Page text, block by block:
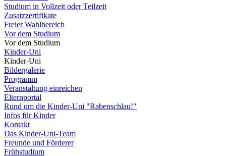
Studium in Vollzeit oder Teilzeit
Zusatzzertifikate
Freier Wahlbereich
Vor dem Studium
Vor dem Studium
Kinder-Uni
Kinder-Uni
Bildergalerie
Programm
Veranstaltung einreichen
Elternportal
Rund um die Kinder-Uni "Rabenschlau!"
Infos für Kinder
Kontakt
Das Kinder-Uni-Team
Freunde und Förderer
Frühstudium